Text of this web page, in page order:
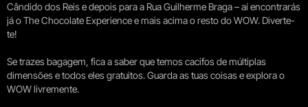
Cândido dos Reis e depois para a Rua Guilherme Braga – aí encontrarás
já o The Chocolate Experience e mais acima o resto do WOW. Diverte-
te!
Se trazes bagagem, fica a saber que temos cacifos de múltiplas
dimensões e todos eles gratuitos. Guarda as tuas coisas e explora o
WOW livremente.